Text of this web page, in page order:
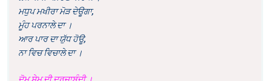
ਮਧੁਪ ਮਖੀਰਾ ਮੋੜ ਦੇਊਗਾ,
ਮੂੰਹ ਪਰਨਾਲੇ ਦਾ ।
ਆਰ ਪਾਰ ਦਾ ਯੁੱਧ ਹੋਊ,
ਨਾ ਵਿਚ ਵਿਚਾਲੇ ਦਾ ।